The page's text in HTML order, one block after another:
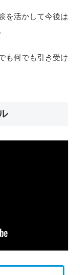
を活かして今後は
も何でも引き受け